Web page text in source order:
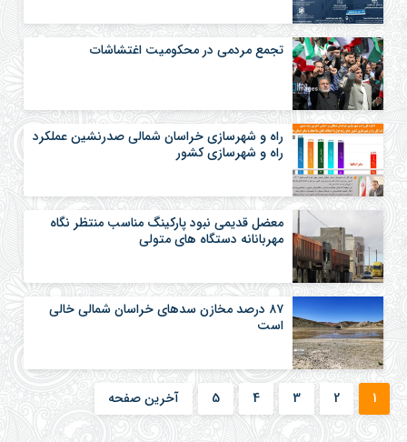
تجمع مردمی در محکومیت اغتشاشات
راه و شهرسازی خراسان شمالی صدرنشین عملکرد
راه و شهرسازی کشور
معضل قدیمی نبود پارکینگ مناسب منتظر نگاه
مهربانانه دستگاه های متولی
۸۷ درصد مخازن سدهای خراسان شمالی خالی
است
1
2
3
4
5 آخرین صفحه